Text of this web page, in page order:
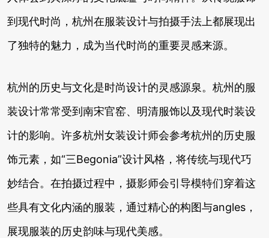
到现代时尚，杭州在服装设计与拍摄手法上都展现出
了独特的魅力，成为当代时尚的重要灵感来源。
杭州的历史与文化是时尚设计的灵感源泉。杭州的服
装设计常常受到南宋官窑、明清服饰以及现代时装设
计的影响。许多杭州女装设计师会参考杭州的历史服
饰元素，如“三Begonia”设计风格，将传统与现代巧
妙结合。在拍摄过程中，摄影师会引导模特们穿着这
些具有文化内涵的服装，通过精心的构图与angles，
展现服装的历史韵味与现代美感。